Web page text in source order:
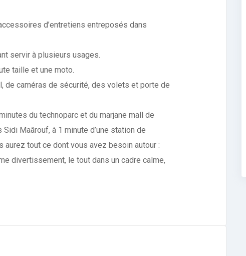
d’entretiens entreposés dans
servir à plusieurs usages.
taille et une moto.
de caméras de sécurité, des volets et porte de
du technoparc et du marjane mall de
Maârouf, à 1 minute d’une station de
aurez tout ce dont vous avez besoin autour :
divertissement, le tout dans un cadre calme,